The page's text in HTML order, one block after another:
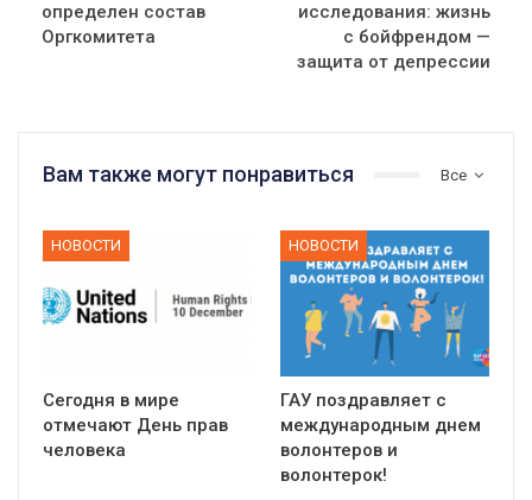
определен состав
Оргкомитета
исследования: жизнь
с бойфрендом —
защита от депрессии
Все
Вам также могут понравиться
НОВОСТИ
Сегодня в мире
отмечают День прав
человека
НОВОСТИ
ГАУ поздравляет с
международным днем
волонтеров и
волонтерок!